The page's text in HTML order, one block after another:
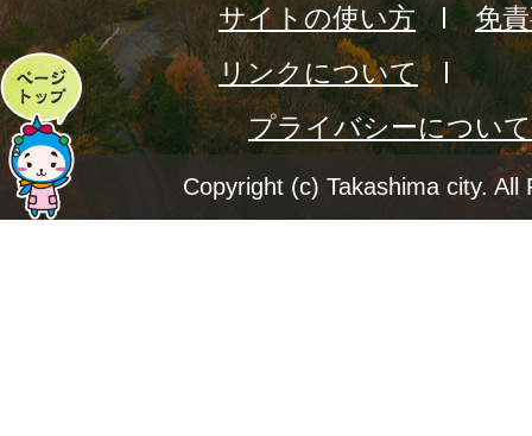
ペ
ー
ジ
サイトの使い方
免
リンクについて
プライバシーについて
Copyright (c) Takashima city. All